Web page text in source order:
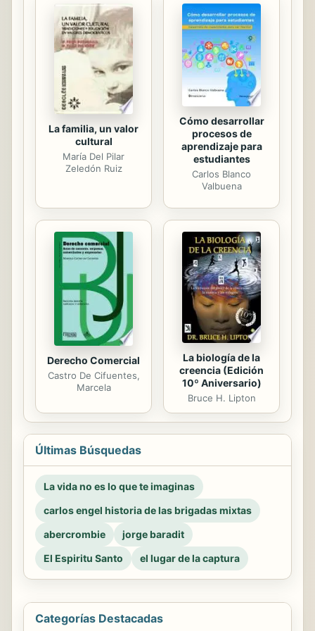
Rodríguez Conde, Vicario Lamas,
Villar Bermúdez de Castro". En la
presente edición se amplía el
primitivo estudio objeto de la
ponencia con nuevos datos y
documentación actualizada de los
mencionados...
La familia, un valor
cultural
María Del Pilar
Zeledón Ruiz
Cómo desarrollar
procesos de
aprendizaje para
estudiantes
Carlos Blanco
Valbuena
Derecho Comercial
Castro De Cifuentes,
Marcela
La biología de la
creencia (Edición
10º Aniversario)
Bruce H. Lipton
Últimas Búsquedas
La vida no es lo que te imaginas
carlos engel historia de las brigadas mixtas
abercrombie
jorge baradit
El Espiritu Santo
el lugar de la captura
Categorías Destacadas